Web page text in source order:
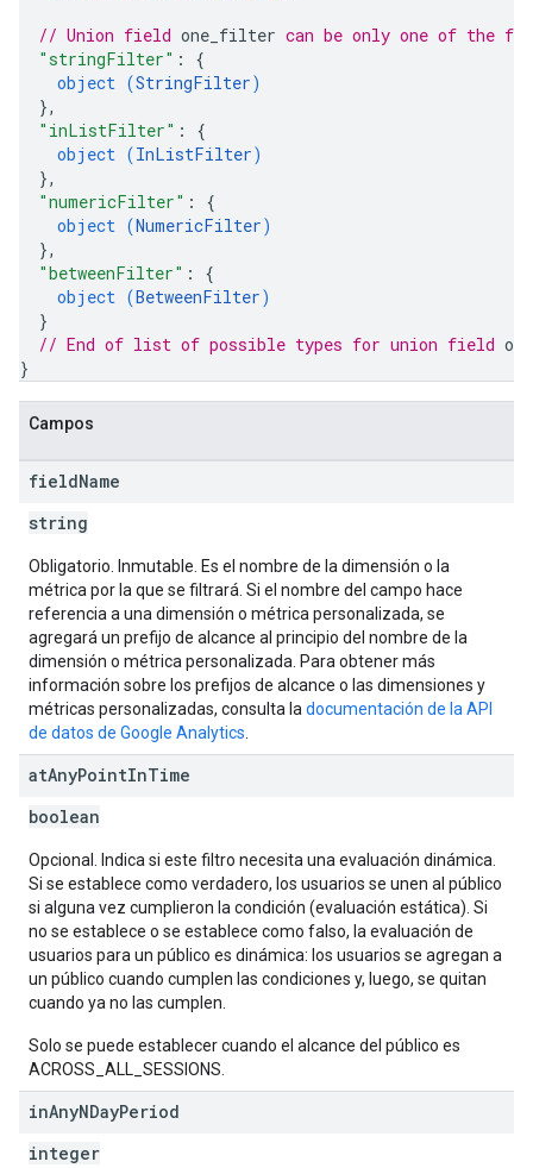
// Union field one_filter can be only one of the
"stringFilter" : {
object (StringFilter)
},
"inListFilter" : {
object (InListFilter)
},
"numericFilter" : {
object (NumericFilter)
},
"betweenFilter" : {
object (BetweenFilter)
}
// End of list of possible types for union field
}
Campos
fieldName
string
Obligatorio. Inmutable. Es el nombre de la dimensión o la
métrica por la que se filtrará. Si el nombre del campo hace
referencia a una dimensión o métrica personalizada, se
agregará un prefijo de alcance al principio del nombre de la
dimensión o métrica personalizada. Para obtener más
información sobre los prefijos de alcance o las dimensiones y
métricas personalizadas, consulta la documentación de la API
de datos de Google Analytics
atAnyPointInTime
boolean
Opcional. Indica si este filtro necesita una evaluación dinámica.
Si se establece como verdadero, los usuarios se unen al público
si alguna vez cumplieron la condición (evaluación estática). Si
no se establece o se establece como falso, la evaluación de
usuarios para un público es dinámica: los usuarios se agregan a
un público cuando cumplen las condiciones y, luego, se quitan
cuando ya no las cumplen.
Solo se puede establecer cuando el alcance del público es
ACROSS_ALL_SESSIONS.
inAnyNDayPeriod
integer